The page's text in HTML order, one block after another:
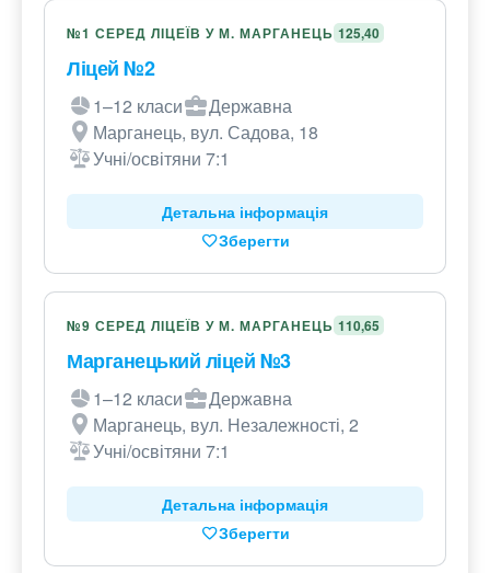
№1 СЕРЕД ЛІЦЕЇВ У М. МАРГАНЕЦЬ 125,40
Ліцей №2
1–12 класи
Державна
Марганець, вул. Садова, 18
Учні/освітяни 7:1
Детальна інформація
Зберегти
№9 СЕРЕД ЛІЦЕЇВ У М. МАРГАНЕЦЬ 110,65
Марганецький ліцей №3
1–12 класи
Державна
Марганець, вул. Незалежності, 2
Учні/освітяни 7:1
Детальна інформація
Зберегти